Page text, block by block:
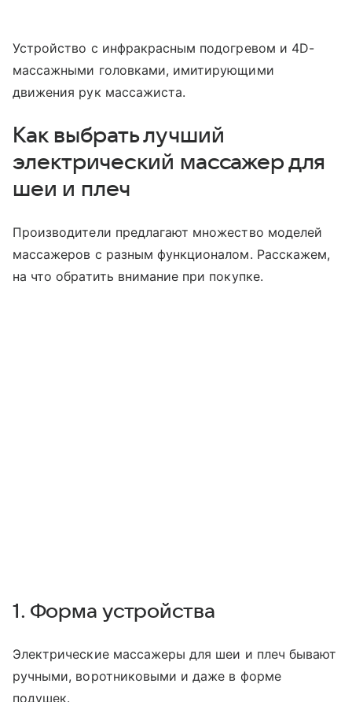
Устройство с инфракрасным подогревом и 4D-
массажными головками, имитирующими
движения рук массажиста.
Как выбрать лучший
электрический массажер для
шеи и плеч
Производители предлагают множество моделей
массажеров с разным функционалом. Расскажем,
на что обратить внимание при покупке.
1. Форма устройства
Электрические массажеры для шеи и плеч бывают
ручными, воротниковыми и даже в форме
подушек.